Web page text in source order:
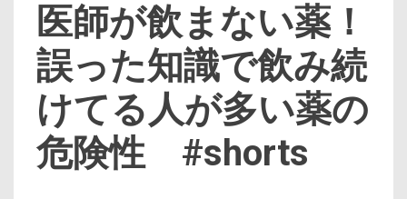
医師が飲まない薬！
誤った知識で飲み続
けてる人が多い薬の
危険性 #shorts